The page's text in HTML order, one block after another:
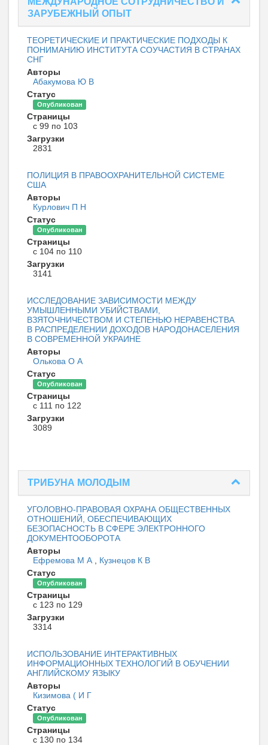
ЗАРУБЕЖНЫЙ ОПЫТ
ТЕОРЕТИЧЕСКИЕ И ПРАКТИЧЕСКИЕ ПОДХОДЫ К
ПОНИМАНИЮ ИНСТИТУТА СОУЧАСТИЯ В СТРАНАХ
СНГ
Авторы
Абакумова Ю В
Статус
Опубликован
Страницы
с 99 по 103
Загрузки
2831
ПОЛИЦИЯ В ПРАВООХРАНИТЕЛЬНОЙ СИСТЕМЕ
США
Авторы
Курлович П Н
Статус
Опубликован
Страницы
с 104 по 110
Загрузки
3141
ИССЛЕДОВАНИЕ ЗАВИСИМОСТИ МЕЖДУ
УМЫШЛЕННЫМИ УБИЙСТВАМИ,
ВЗЯТОЧНИЧЕСТВОМ И СТЕПЕНЬЮ НЕРАВЕНСТВА
В РАСПРЕДЕЛЕНИИ ДОХОДОВ НАРОДОНАСЕЛЕНИЯ
В СОВРЕМЕННОЙ УКРАИНЕ
Авторы
Олькова О А
Статус
Опубликован
Страницы
с 111 по 122
Загрузки
3089
ТРИБУНА МОЛОДЫМ
УГОЛОВНО-ПРАВОВАЯ ОХРАНА ОБЩЕСТВЕННЫХ
ОТНОШЕНИЙ, ОБЕСПЕЧИВАЮЩИХ
БЕЗОПАСНОСТЬ В СФЕРЕ ЭЛЕКТРОННОГО
ДОКУМЕНТООБОРОТА
Авторы
Ефремова М А
Кузнецов К В
Статус
Опубликован
Страницы
с 123 по 129
Загрузки
3314
ИСПОЛЬЗОВАНИЕ ИНТЕРАКТИВНЫХ
ИНФОРМАЦИОННЫХ ТЕХНОЛОГИЙ В ОБУЧЕНИИ
АНГЛИЙСКОМУ ЯЗЫКУ
Авторы
Кизимова ( И Г
Статус
Опубликован
Страницы
с 130 по 134